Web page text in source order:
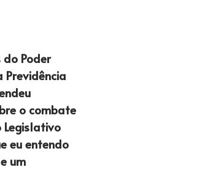
Poder
o combate
Legislativo
eu entendo
um